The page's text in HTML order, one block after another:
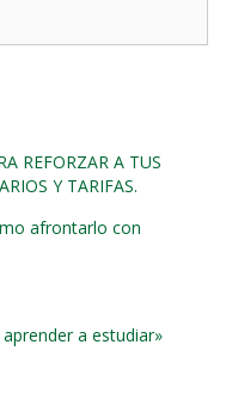
REFORZAR A TUS
Y TARIFAS.
afrontarlo con
a estudiar»